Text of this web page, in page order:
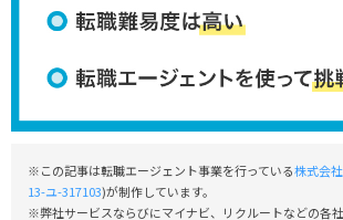
※この記事は転職エージェント事業を行っている株式会
13-ユ-317103)が制作しています。
※弊社サービスならびにマイナビ、リクルートなどの各